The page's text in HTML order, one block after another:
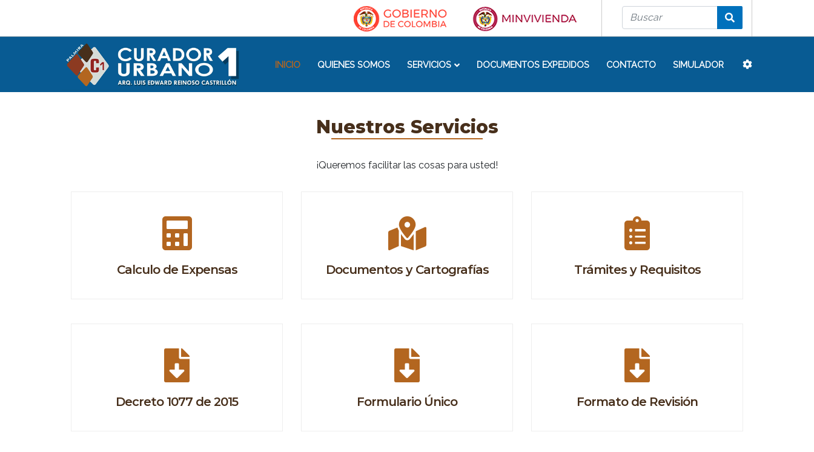
INICIO QUIENES SOMOS SERVICIOS DOCUMENTOS EXPEDIDOS CONTACTO SIMULADOR
Nuestros Servicios
¡Queremos facilitar las cosas para usted!
Calculo de Expensas Documentos y Cartografías Trámites y Requisitos
Decreto 1077 de 2015 Formulario Único Formato de Revisión